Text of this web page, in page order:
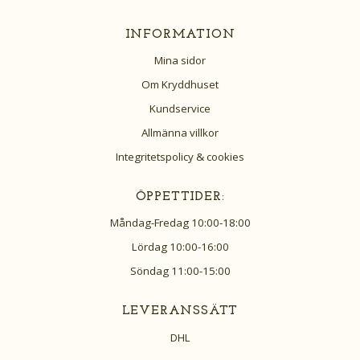
INFORMATION
Mina sidor
Om Kryddhuset
Kundservice
Allmänna villkor
Integritetspolicy & cookies
ÖPPETTIDER:
Måndag-Fredag 10:00-18:00
Lördag 10:00-16:00
Söndag 11:00-15:00
LEVERANSSÄTT
DHL